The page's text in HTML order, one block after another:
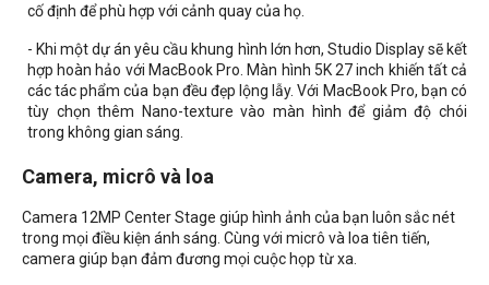
cố định để phù hợp với cảnh quay của họ.
- Khi một dự án yêu cầu khung hình lớn hơn, Studio Display sẽ kết
hợp hoàn hảo với MacBook Pro. Màn hình 5K 27 inch khiến tất cả
các tác phẩm của bạn đều đẹp lộng lẫy. Với MacBook Pro, bạn có
tùy chọn thêm Nano-texture vào màn hình để giảm độ chói
trong không gian sáng.
Camera, micrô và loa
Camera 12MP Center Stage giúp hình ảnh của bạn luôn sắc nét
trong mọi điều kiện ánh sáng. Cùng với micrô và loa tiên tiến,
camera giúp bạn đảm đương mọi cuộc họp từ xa.